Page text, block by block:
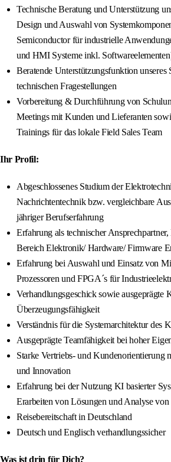
Technische Beratung und Unterstützung
Design und Auswahl von
Semiconductor für industrielle
und HMI Systeme inkl.
Beratende Unterstützungsfunktion unseres
technischen Fragestellungen
Vorbereitung & Durchführung von
Meetings mit Kunden und Lieferanten
Trainings für das lokale Field Sales Team
Ihr Profil:
Abgeschlossenes Studium der
Nachrichtentechnik bzw. vergleichbare
jähriger Berufserfahrung
Erfahrung als technischer
Bereich Elektronik/ Hardware/ Firmware
Erfahrung bei Auswahl und Einsatz von
Prozessoren und FPGA´s für
Verhandlungsgeschick sowie ausgeprägte
Überzeugungsfähigkeit
Verständnis für die Systemarchitektur des
Ausgeprägte Teamfähigkeit bei hoher
Starke Vertriebs- und Kundenorientierung
und Innovation
Erfahrung bei der Nutzung KI basierter
Erarbeiten von Lösungen und Analyse von
Reisebereitschaft in Deutschland
Deutsch und Englisch verhandlungssicher
Was ist drin für Dich?